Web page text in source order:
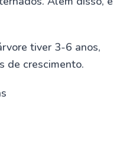
tiver 3-6 anos,
de crescimento.